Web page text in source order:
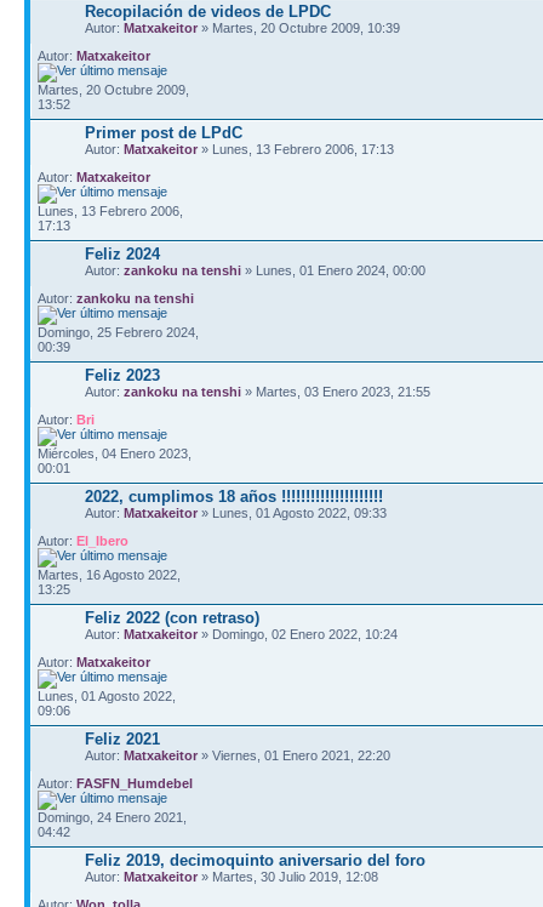
Recopilación de videos de LPDC
Autor: Matxakeitor » Martes, 20 Octubre 2009, 10:39
Autor: Matxakeitor
Martes, 20 Octubre 2009,
13:52
Primer post de LPdC
Autor: Matxakeitor » Lunes, 13 Febrero 2006, 17:13
Autor: Matxakeitor
Lunes, 13 Febrero 2006,
17:13
Feliz 2024
Autor: zankoku na tenshi » Lunes, 01 Enero 2024, 00:00
Autor: zankoku na tenshi
Domingo, 25 Febrero 2024,
00:39
Feliz 2023
Autor: zankoku na tenshi » Martes, 03 Enero 2023, 21:55
Autor: Bri
Miércoles, 04 Enero 2023,
00:01
2022, cumplimos 18 años !!!!!!!!!!!!!!!!!!!!!
Autor: Matxakeitor » Lunes, 01 Agosto 2022, 09:33
Autor: El_Ibero
Martes, 16 Agosto 2022,
13:25
Feliz 2022 (con retraso)
Autor: Matxakeitor » Domingo, 02 Enero 2022, 10:24
Autor: Matxakeitor
Lunes, 01 Agosto 2022,
09:06
Feliz 2021
Autor: Matxakeitor » Viernes, 01 Enero 2021, 22:20
Autor: FASFN_Humdebel
Domingo, 24 Enero 2021,
04:42
Feliz 2019, decimoquinto aniversario del foro
Autor: Matxakeitor » Martes, 30 Julio 2019, 12:08
Autor: Won_tolla